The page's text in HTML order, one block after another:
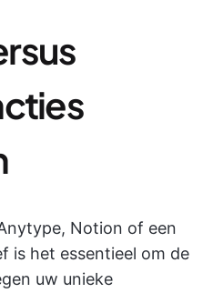
Notion of een
is het essentieel om de
uw unieke